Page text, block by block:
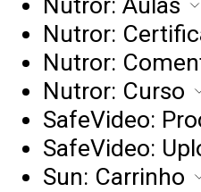
Nutror:
Nutror:
Nutror: Curso
SafeVideo:
SafeVideo:
Sun: Carrinho